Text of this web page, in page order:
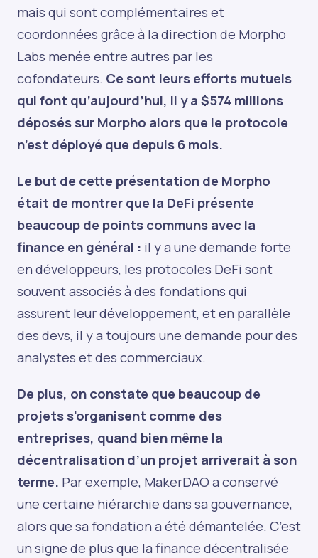
mais qui sont complémentaires et
coordonnées grâce à la direction de Morpho
Labs menée entre autres par les
cofondateurs. Ce sont leurs efforts mutuels
qui font qu’aujourd’hui, il y a $574 millions
déposés sur Morpho alors que le protocole
n’est déployé que depuis 6 mois.
Le but de cette présentation de Morpho
était de montrer que la DeFi présente
beaucoup de points communs avec la
finance en général : il y a une demande forte
en développeurs, les protocoles DeFi sont
souvent associés à des fondations qui
assurent leur développement, et en parallèle
des devs, il y a toujours une demande pour des
analystes et des commerciaux.
De plus, on constate que beaucoup de
projets s'organisent comme des
entreprises, quand bien même la
décentralisation d’un projet arriverait à son
terme. Par exemple, MakerDAO a conservé
une certaine hiérarchie dans sa gouvernance,
alors que sa fondation a été démantelée. C’est
un signe de plus que la finance décentralisée